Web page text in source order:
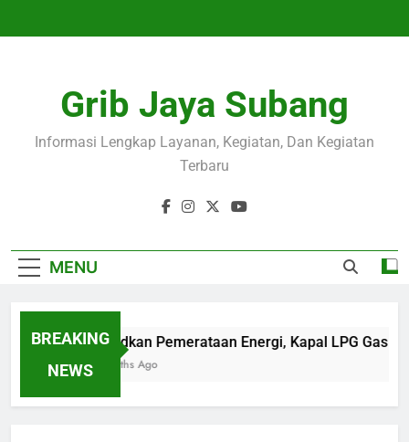
Grib Jaya Subang
Informasi Lengkap Layanan, Kegiatan, Dan Kegiatan
Terbaru
MENU
BREAKING
NEWS
Wujudkan Pemerataan Energi, Kapal LPG Gas
4 Months Ago